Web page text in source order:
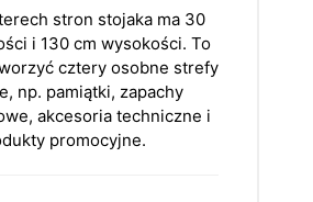
stron stojaka ma 30
i 130 cm wysokości. To
cztery osobne strefy
np. pamiątki, zapachy
akcesoria techniczne i
promocyjne.